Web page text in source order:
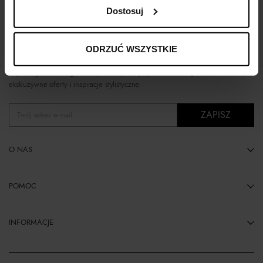
Dostosuj
ODRZUĆ WSZYSTKIE
Zapisz się do naszego biuletynu, aby otrzymywać informacje o nowościach,
ekskluzywne oferty i inspiracje stylistyczne.
ZAPISZ
O NAS
POMOC
INFORMACJE